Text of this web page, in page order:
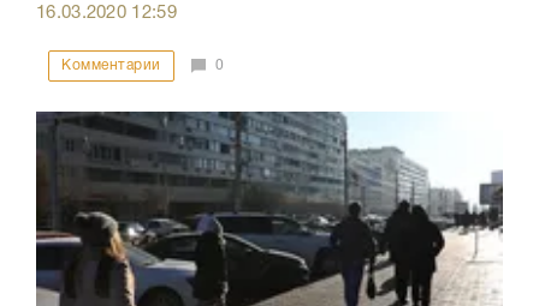
16.03.2020 12:59
Комментарии 0